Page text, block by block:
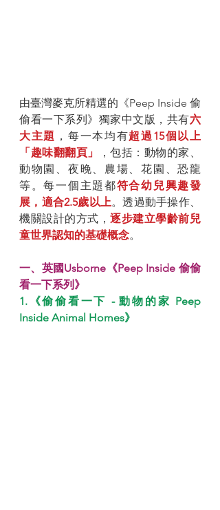
由臺灣麥克所精選的《Peep Inside 偷
偷看一下系列》獨家中文版，共有六
大主題 ，每一本均有超過15個以上
「趣味翻翻頁」
，包括：動物的家、
動物園、夜晚、農場、花園、恐龍
等。每一個主題都符合幼兒興趣發
展，適合2.5歲以上。透過動手操作、
機關設計的方式，逐步建立學齡前兒
童世界認知的基礎概念。
一、英國Usborne《Peep Inside 偷偷
看一下系列》
1.《偷偷看一下 - 動物的家 Peep
Inside Animal Homes》